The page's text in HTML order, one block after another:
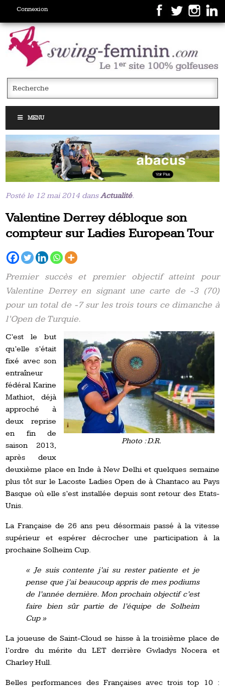
Connexion
MENU
Posté le 12 mai 2014 dansActualité.
Valentine Derrey débloque son
compteur sur Ladies European Tour
Premier succès et premier objectif atteint pour
Valentine Derrey en signant une carte de -3 (70)
pour un total de -7 sur les trois tours ce dimanche à
l’Open de Turquie.
Photo : D.R.
C’est le but
qu’elle s’était
fixé avec son
entraîneur
fédéral Karine
Mathiot, déjà
approché à
deux reprise
en fin de
saison 2013,
après deux
deuxième place en Inde à New Delhi et quelques semaine
plus tôt sur le Lacoste Ladies Open de à Chantaco au Pays
Basque où elle s’est installée depuis sont retour des Etats-
Unis.
La Française de 26 ans peu désormais passé à la vitesse
supérieur et espérer décrocher une participation à la
prochaine Solheim Cup.
« Je suis contente j’ai su rester patiente et je
pense que j’ai beaucoup appris de mes podiums
de l’année dernière. Mon prochain objectif c’est
faire bien sûr partie de l’équipe de Solheim
Cup »
La joueuse de Saint-Cloud se hisse à la troisième place de
l’ordre du mérite du LET derrière Gwladys Nocera et
Charley Hull.
Belles performances des Françaises avec trois top 10 :